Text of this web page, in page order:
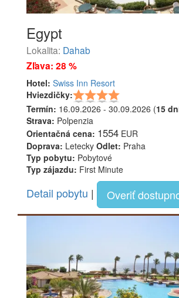
Egypt
Lokalita: Dahab
Zľava: 28 %
Hotel: Swiss Inn Resort
Hviezdičky:
Termín: 16.09.2026 - 30.09.2026 (15
Strava: Polpenzia
Orientačná cena: 1554 EUR
Doprava: Letecky Odlet: Praha
Typ pobytu: Pobytové
Typ zájazdu: First Minute
Detail pobytu | Overiť